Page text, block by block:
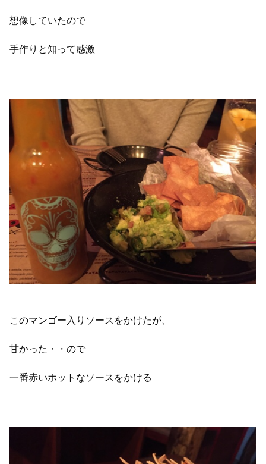
想像していたので
手作りと知って感激
このマンゴー入りソースをかけたが、
甘かった・・ので
一番赤いホットなソースをかける